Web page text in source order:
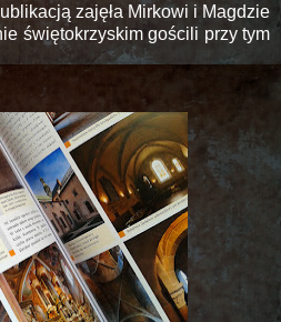
zajęła Mirkowi i Magdzie
świętokrzyskim gościli przy tym